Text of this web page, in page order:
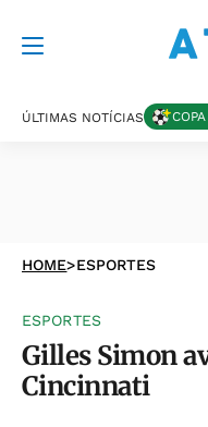
ÚLTIMAS NOTÍCIAS
HOME>ESPORTES
ESPORTES
Gilles Simon
Cincinnati